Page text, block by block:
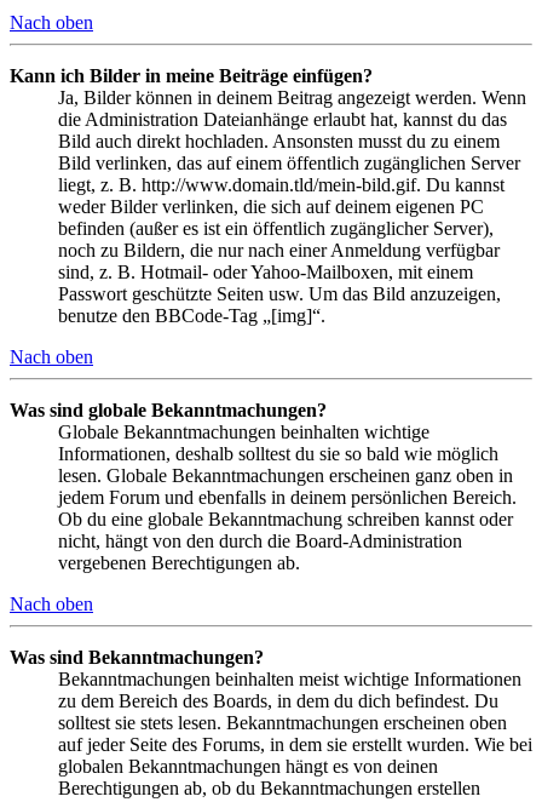
Nach oben
Kann ich Bilder in meine Beiträge einfügen?
Ja, Bilder können in deinem Beitrag angezeigt werden. Wenn
die Administration Dateianhänge erlaubt hat, kannst du das
Bild auch direkt hochladen. Ansonsten musst du zu einem
Bild verlinken, das auf einem öffentlich zugänglichen Server
liegt, z. B. http://www.domain.tld/mein-bild.gif. Du kannst
weder Bilder verlinken, die sich auf deinem eigenen PC
befinden (außer es ist ein öffentlich zugänglicher Server),
noch zu Bildern, die nur nach einer Anmeldung verfügbar
sind, z. B. Hotmail- oder Yahoo-Mailboxen, mit einem
Passwort geschützte Seiten usw. Um das Bild anzuzeigen,
benutze den BBCode-Tag „[img]“.
Nach oben
Was sind globale Bekanntmachungen?
Globale Bekanntmachungen beinhalten wichtige
Informationen, deshalb solltest du sie so bald wie möglich
lesen. Globale Bekanntmachungen erscheinen ganz oben in
jedem Forum und ebenfalls in deinem persönlichen Bereich.
Ob du eine globale Bekanntmachung schreiben kannst oder
nicht, hängt von den durch die Board-Administration
vergebenen Berechtigungen ab.
Nach oben
Was sind Bekanntmachungen?
Bekanntmachungen beinhalten meist wichtige Informationen
zu dem Bereich des Boards, in dem du dich befindest. Du
solltest sie stets lesen. Bekanntmachungen erscheinen oben
auf jeder Seite des Forums, in dem sie erstellt wurden. Wie bei
globalen Bekanntmachungen hängt es von deinen
Berechtigungen ab, ob du Bekanntmachungen erstellen